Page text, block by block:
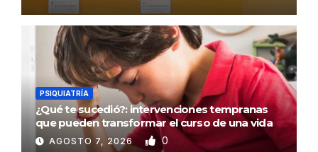
PSIQUIATRÍA
¿Qué te sucedió?: intervenciones tempranas
que pueden transformar el curso de una vida
AGOSTO 7, 2026 0